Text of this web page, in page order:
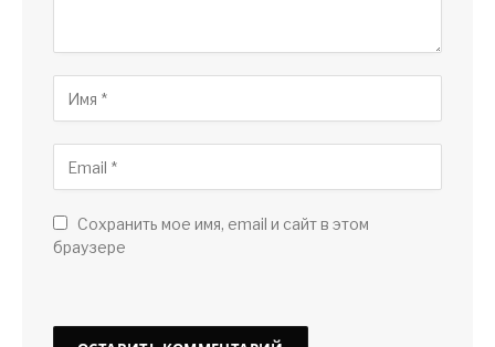
Сохранить мое имя, email и сайт в этом
браузере